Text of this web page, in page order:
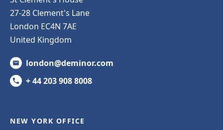
27-28 Clement's Lane
London EC4N 7AE
United Kingdom
london@deminor.com
+ 44 203 908 8008
NEW YORK OFFICE